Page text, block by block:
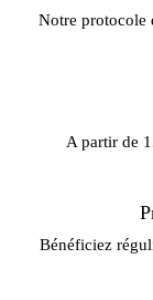
Notre protocole
A partir de
Bénéficiez